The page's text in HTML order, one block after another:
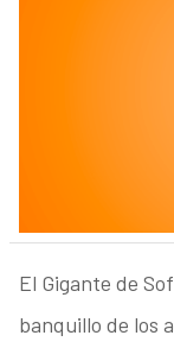
El Gigante de
banquillo de los